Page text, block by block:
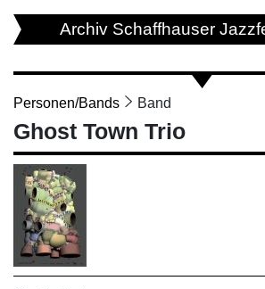
Archiv Schaffhauser
Personen/Bands Band
Ghost Town Trio